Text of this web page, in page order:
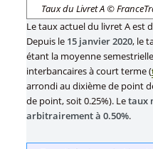
Taux du Livret A ©
Le taux actuel du livret A est
Depuis le 15 janvier 2020, le
étant la moyenne
interbancaires à court terme (
arrondi au dixième de point
de point, soit 0.25%). Letaux
arbitrairement à 0.50%.